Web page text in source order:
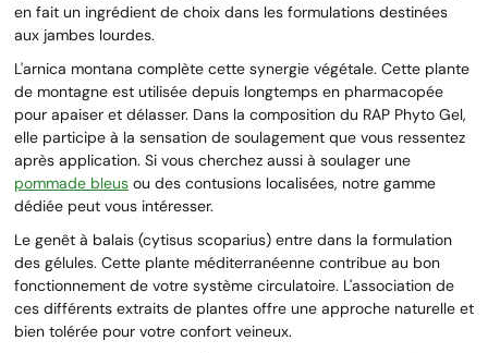
en fait un ingrédient de choix dans les formulations destinées
aux jambes lourdes.
L'arnica montana complète cette synergie végétale. Cette plante
de montagne est utilisée depuis longtemps en pharmacopée
pour apaiser et délasser. Dans la composition du RAP Phyto Gel,
elle participe à la sensation de soulagement que vous ressentez
après application. Si vous cherchez aussi à soulager une
pommade bleus ou des contusions localisées, notre gamme
dédiée peut vous intéresser.
Le genêt à balais (cytisus scoparius) entre dans la formulation
des gélules. Cette plante méditerranéenne contribue au bon
fonctionnement de votre système circulatoire. L'association de
ces différents extraits de plantes offre une approche naturelle et
bien tolérée pour votre confort veineux.